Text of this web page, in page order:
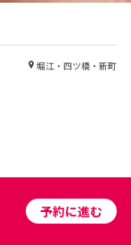
堀江・四ツ橋・新町
予約に進む